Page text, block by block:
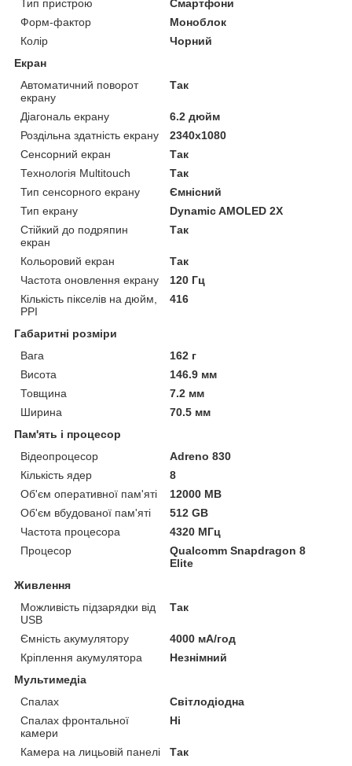
Тип пристрою
Смартфони
Форм-фактор
Моноблок
Колір
Чорний
Екран
Автоматичний поворот
екрану
Так
Діагональ екрану
6.2 дюйм
Роздільна здатність екрану
2340x1080
Сенсорний екран
Так
Технологія Multitouch
Так
Тип сенсорного екрану
Ємнісний
Тип екрану
Dynamic AMOLED 2X
Стійкий до подряпин
екран
Так
Кольоровий екран
Так
Частота оновлення екрану
120 Гц
Кількість пікселів на дюйм,
PPI
416
Габаритні розміри
Вага
162 г
Висота
146.9 мм
Товщина
7.2 мм
Ширина
70.5 мм
Пам'ять і процесор
Відеопроцесор
Adreno 830
Кількість ядер
8
Об'єм оперативної пам'яті
12000 MB
Об'єм вбудованої пам'яті
512 GB
Частота процесора
4320 МГц
Процесор
Qualcomm Snapdragon 8
Elite
Живлення
Можливість підзарядки від
USB
Так
Ємність акумулятору
4000 мА/год
Кріплення акумулятора
Незнімний
Мультимедіа
Спалах
Світлодіодна
Спалах фронтальної
камери
Ні
Камера на лицьовій панелі
Так